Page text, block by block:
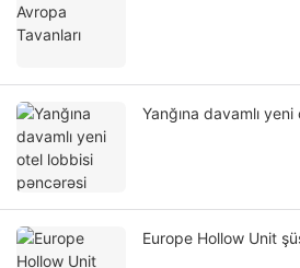
Yanğına davamlı
Europe Hollow Unit